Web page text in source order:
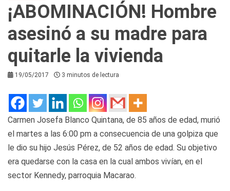
¡ABOMINACIÓN! Hombre
asesinó a su madre para
quitarle la vivienda
19/05/2017 3 minutos de lectura
Carmen Josefa Blanco Quintana, de 85 años de edad, murió
el martes a las 6:00 pm a consecuencia de una golpiza que
le dio su hijo Jesús Pérez, de 52 años de edad. Su objetivo
era quedarse con la casa en la cual ambos vivían, en el
sector Kennedy, parroquia Macarao.